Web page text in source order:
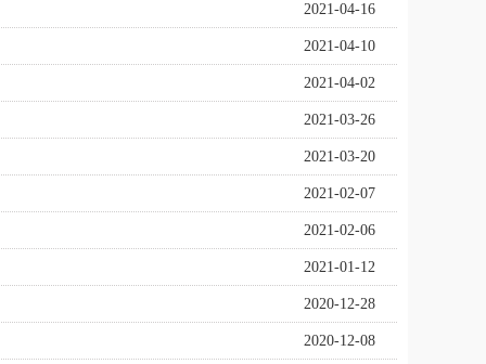
2021-04-16
2021-04-10
2021-04-02
2021-03-26
2021-03-20
2021-02-07
2021-02-06
2021-01-12
2020-12-28
2020-12-08